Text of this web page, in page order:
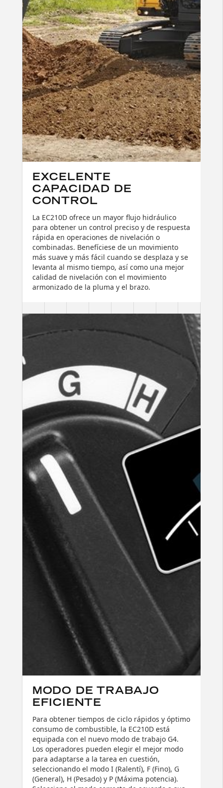
EXCELENTE
CAPACIDAD DE
CONTROL
La EC210D ofrece un mayor flujo hidráulico
para obtener un control preciso y de respuesta
rápida en operaciones de nivelación o
combinadas. Benefíciese de un movimiento
más suave y más fácil cuando se desplaza y se
levanta al mismo tiempo, así como una mejor
calidad de nivelación con el movimiento
armonizado de la pluma y el brazo.
MODO DE TRABAJO
EFICIENTE
Para obtener tiempos de ciclo rápidos y óptimo
consumo de combustible, la EC210D está
equipada con el nuevo modo de trabajo G4.
Los operadores pueden elegir el mejor modo
para adaptarse a la tarea en cuestión,
seleccionando el modo I (Ralentí), F (Fino), G
(General), H (Pesado) y P (Máxima potencia).